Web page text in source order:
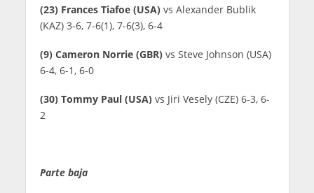
(23) Frances Tiafoe (USA)vs Alexander Bublik
(KAZ) 3-6, 7-6(1), 7-6(3), 6-4
(9) Cameron Norrie (GBR)vs Steve Johnson (USA)
6-4, 6-1, 6-0
(30) Tommy Paul (USA)vs Jiri Vesely (CZE) 6-3, 6-
2
Parte baja